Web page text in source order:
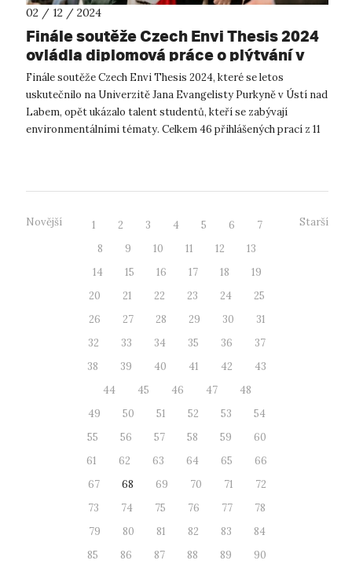
02 / 12 / 2024
Finále soutěže Czech Envi Thesis 2024
ovládla diplomová práce o plýtvání v
menze
Finále soutěže Czech Envi Thesis 2024, které se letos
uskutečnilo na Univerzitě Jana Evangelisty Purkyně v Ústí nad
Labem, opět ukázalo talent studentů, kteří se zabývají
environmentálními tématy. Celkem 46 přihlášených prací z 11
Novější 1 2 3 4 5 6
7
8
9 10 11 12
13
14
15 16 17 18
19
20
21 22 23 24
25
26
27 28 29 30
31
32
33 34 35 36
37
38
39 40 41 42
43
44
45 46 47
48
49
50 51 52 53
54
55
56 57 58 59
60
61
62 63 64 65
66
67
68 69 70 71
72
73
74 75 76 77
78
79
80 81 82 83
84
85
86 87 88 89
90
Starší